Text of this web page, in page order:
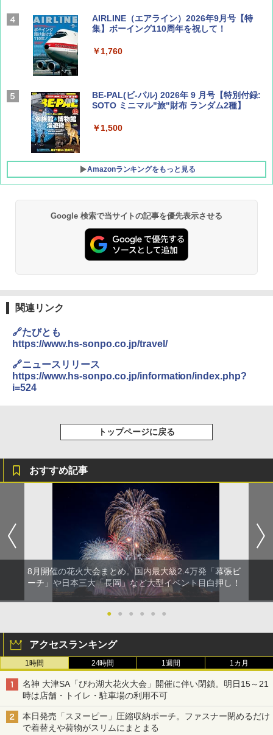
AIRLINE（エアライン）2026年9月号【特
集】ボーイング110周年を祝して！
￥1,760
BE-PAL(ビ-パル) 2026年 9 月号【特別付録:
SOTO ミニマル"旅"財布 ランダム2種】
￥1,500
Amazonランキングをもっと見る
D40 地球の歩き方 チェンマイ タイ北部の魅
力的な町 2026～2027 地球の歩き方D アジア
￥2,079
A26 地球の歩き方 チェコ ポーランド スロヴ
ァキア 2026～2027 地球の歩き方A ヨーロッ
新しい日本地理 地図・統計・移動から読み
解く (講談社現代新書)
￥1,540
[キャンパーズコレクション 山善] ポップアッ
プテント 傘みたいに広げて畳める パッとサ
ッとサンシェード キューブ フルクローズ メ
ッシュ 簡単設置 ワンタッチテント キャンプ
&ハイキング カーキ PATC-150(KH)
人用 折りたたみ 防災グッズ 災害用トイレ ビ
ーチ ピクニック ポップアップテント 携帯 簡
易 トイレテント (オリーブ)
￥-
テント ワンタッチ RENEW 幅200 2-3人用 43
500002(89147)
￥5,499
[キャンパーズコレクション 山善] 傘みたいに
広げるだけ パッとサッとテント ブラックコ
ーティング フルクローズ メッシュ 3-4人用
簡単設置 ポップアップテント エクルベージ
ュ(BC仕様) PATC-150B(EB)
￥8,991
Coleman(コールマン) ツーリングドーム/LD
X 2人用 3人用 キャンプ アウトドア フェス
収納 コンパクト 簡単設営 カンガルーテント
￥20,718
BUNDOK(バンドック)ソロ ドーム 1 EX BDK
-08EX カーキ ソロキャンプ ポリエステル フ
レーム テント
￥14,800
￥2,980
DEWEL パラソル 大型 ビーチ アウトドアパ
￥6,459
可能 安全ロック付き 高安全性 金属製耐久 コ
ンパクト多機能設計 持ち運び便利 アウトド
ア/オフィス/教育現場/展示会用 緑
￥1,180
電動エアーポンプ SUP用 20PSI 電動ポンプ
ゴムボート 空気入れ 空気抜き 自動停止 過熱
保護 日光可読lcd 7種類ノズル付き
￥7,299
Google 検索で当サイトの記事を優先表示させる
関連リンク
🔗たびとも
https://www.hs-sonpo.co.jp/travel/
🔗ニュースリリース
https://www.hs-sonpo.co.jp/information/index.php?
i=524
トップページに戻る
おすすめ記事
8月開催の花火大会まとめ。国内最大級2.4万発「幕張ビ
ーチ」や日本三大「長岡」など大型イベント目白押し！
● ● ● ● ● ●
アクセスランキング
1時間 24時間 1週間 1カ月
名神 大津SA「びわ湖大花火大会」開催に伴い閉鎖。明日15～21
時は店舗・トイレ・駐車場の利用不可
本日発売「スヌーピー」圧縮収納ポーチ。ファスナー閉めるだけ
で着替えや荷物がスリムにまとまる